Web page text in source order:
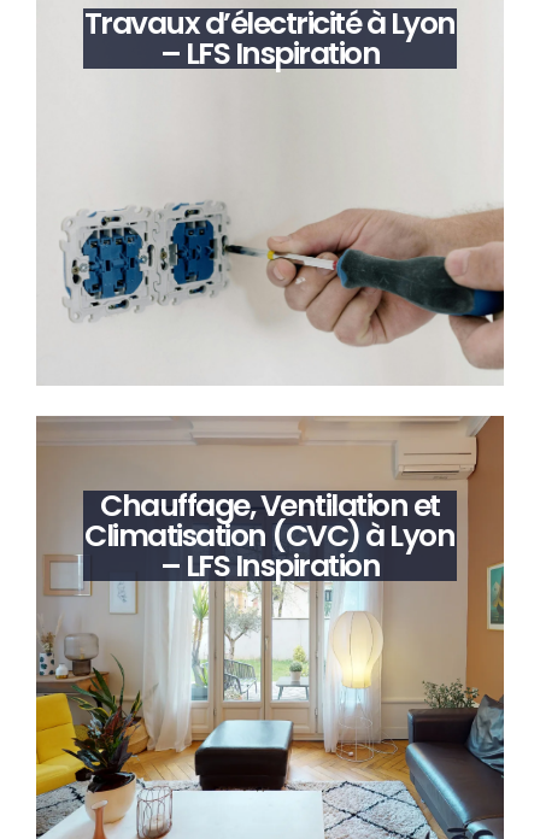
Travaux d’électricité à Lyon
– LFS Inspiration
Chauffage, Ventilation et
Climatisation (CVC) à Lyon
– LFS Inspiration